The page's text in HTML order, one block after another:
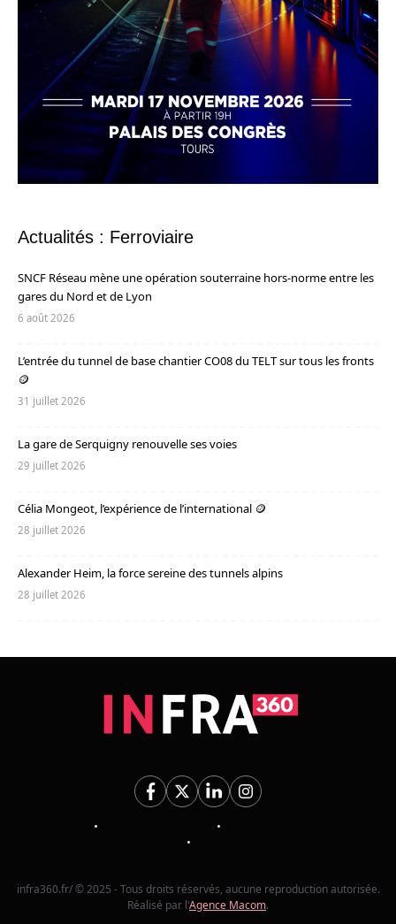
Actualités : Ferroviaire
SNCF Réseau mène une opération souterraine hors-norme entre les
gares du Nord et de Lyon
6 août 2026
L’entrée du tunnel de base chantier CO08 du TELT sur tous les fronts
🪙
31 juillet 2026
La gare de Serquigny renouvelle ses voies
29 juillet 2026
Célia Mongeot, l’expérience de l’international 🪙
28 juillet 2026
Alexander Heim, la force sereine des tunnels alpins
28 juillet 2026
• •
•
infra360.fr/ © 2025 - Tous droits réservés, aucune reproduction autorisée.
Réalisé par l'Agence Macom.